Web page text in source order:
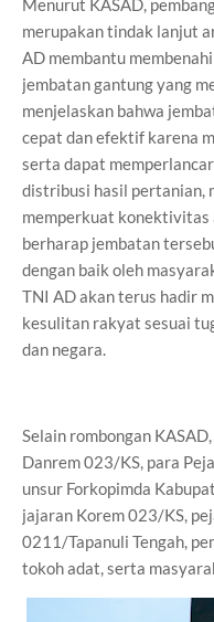
Menurut KASAD,
merupakan tindak lanjut
AD membantu
jembatan gantung yang
menjelaskan bahwa
cepat dan efektif karena
serta dapat
distribusi hasil pertanian,
memperkuat konektivitas
berharap jembatan
dengan baik oleh
TNI AD akan terus hadir
kesulitan rakyat sesuai
dan negara.
Selain rombongan
Danrem 023/KS, para
unsur Forkopimda
jajaran Korem 023/KS,
0211/Tapanuli Tengah,
tokoh adat, serta